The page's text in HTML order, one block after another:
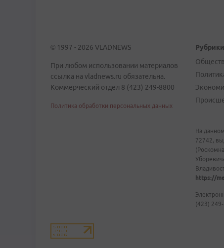
© 1997 - 2026 VLADNEWS
При любом использовании материалов
ссылка на vladnews.ru обязательна.
Коммерческий отдел 8 (423) 249-8800
Политика обработки персональных данных
Рубрики
На
72742,
https://
(423)